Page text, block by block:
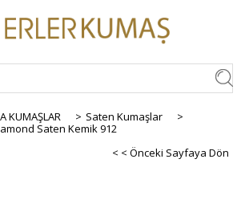
KUMAŞLAR > Saten Kumaşlar
>
Saten Kemik 912
< < Önceki Sayfaya Dön